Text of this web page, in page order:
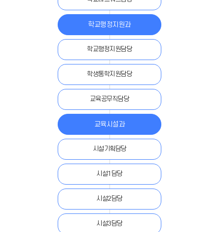
학교행정지원과
학교행정지원담당
학생통학지원담당
교육공무직담당
교육시설과
시설기획담당
시설1담당
시설2담당
시설3담당